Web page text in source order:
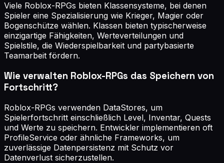
Viele Roblox-RPGs bieten Klassensysteme, bei denen
Spieler eine Spezialisierung wie Krieger, Magier oder
Bogenschütze wählen. Klassen bieten typischerweise
einzigartige Fähigkeiten, Werteverteilungen und
Spielstile, die Wiederspielbarkeit und partybasierte
Teamarbeit fördern.
Wie verwalten Roblox-RPGs das Speichern von
Fortschritt?
Roblox-RPGs verwenden DataStores, um
Spielerfortschritt einschließlich Level, Inventar, Quests
und Werte zu speichern. Entwickler implementieren oft
ProfileService oder ähnliche Frameworks, um
zuverlässige Datenpersistenz mit Schutz vor
Datenverlust sicherzustellen.